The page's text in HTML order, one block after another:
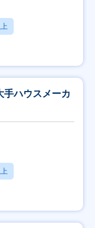
手ハウスメーカ